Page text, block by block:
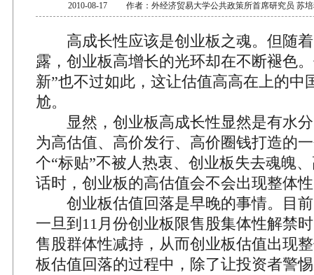
2010-08-17 作者：外经济贸易大学公共政策所首席研究员
高成长性应该是创业板之魂。但随着
露，创业板高增长的光环却在不断褪色
新”也不过如此，这让估值高高在上的中
尬。
显然，创业板高成长性显然是有水分
为高估值、高价发行、高价圈钱打造的
个“标贴”不被人热衷、创业板失去魂魄
话时，创业板的高估值会不会出现整体
创业板估值回落是早晚的事情。目前
一旦到11月份创业板限售股集体性解禁
售股群体性减持，从而创业板估值出现
板估值回落的过程中，除了让投资者警